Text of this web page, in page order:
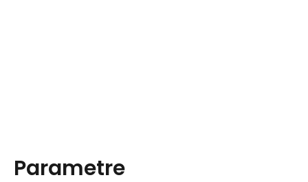
Parametre